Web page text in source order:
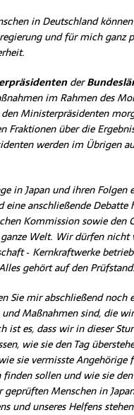
in Deutschland
und für mich ganz
der
im Rahmen des
Ministerpräsidenten
Fraktionen über die
werden im Übrigen
in Japan und ihren Folgen
anschließende Debatte
Kommission sowie den
Welt. Wir dürfen nicht
‑ Kernkraftwerke
gehört auf den Prüfstand.
Sie mir abschließend
Maßnahmen sind, die
ist es, dass wir in dieser
wie sie den Tag
sie vermisste Angehörige
sollen und wie sie
geprüften Menschen in
und unseres Helfens